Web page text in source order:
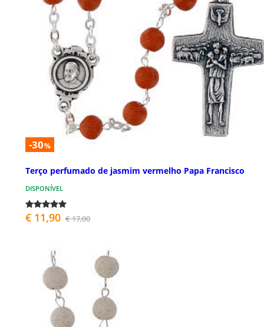
-30%
Terço perfumado de jasmim vermelho Papa Francisco
DISPONÍVEL
€ 11,90 € 17,00